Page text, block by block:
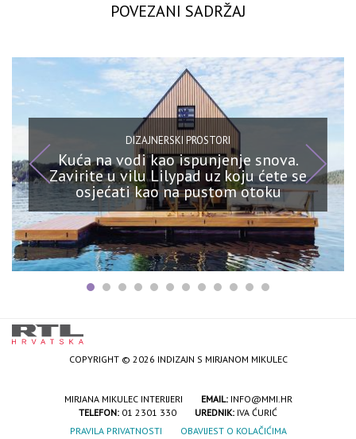
POVEZANI SADRŽAJ
DIZAJNERSKI PROSTORI
Kuća na vodi kao ispunjenje snova.
Zavirite u vilu Lilypad uz koju ćete se
osjećati kao na pustom otoku
COPYRIGHT © 2026 INDIZAJN S MIRJANOM MIKULEC
MIRJANA MIKULEC INTERIJERI EMAIL: INFO@MMI.HR
TELEFON: 01 2301 330 UREDNIK: IVA ĆURIĆ
PRAVILA PRIVATNOSTI
OBAVIJEST O KOLAČIĆIMA